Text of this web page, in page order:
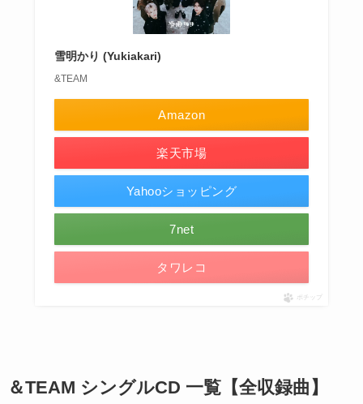
雪明かり (Yukiakari)
&TEAM
Amazon
楽天市場
Yahooショッピング
7net
タワレコ
ポチップ
＆TEAM シングルCD 一覧【全収録曲】